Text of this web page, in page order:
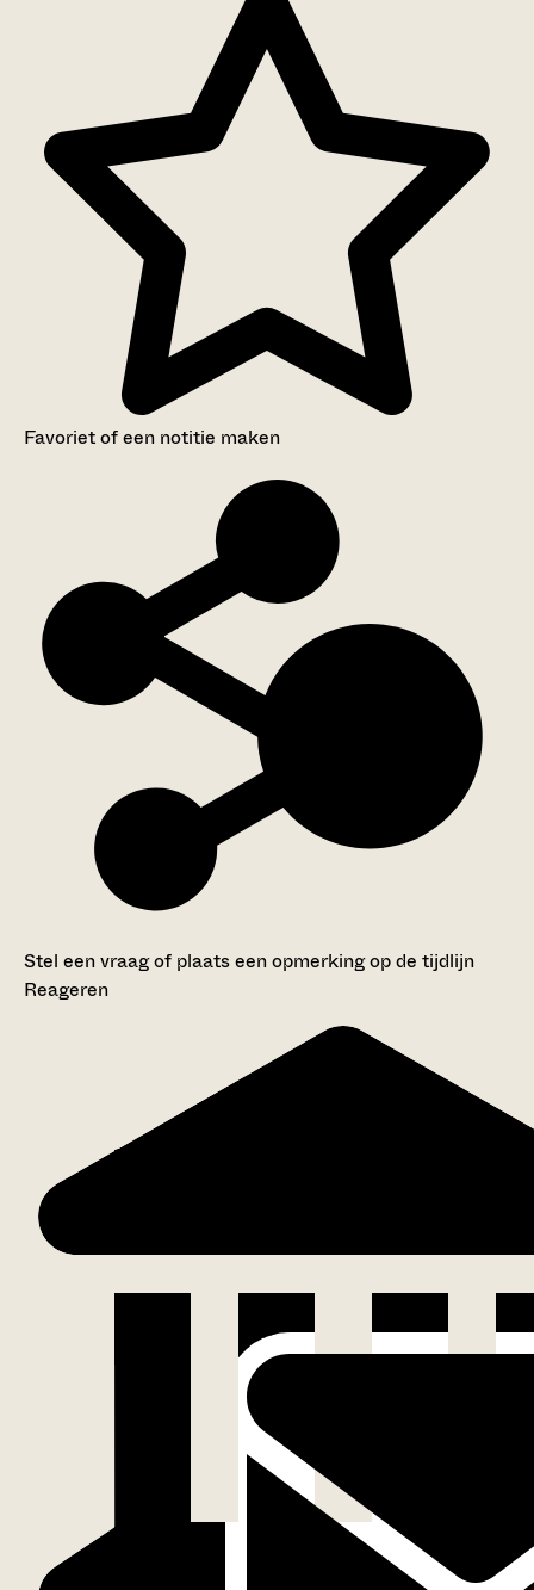
Favoriet of een notitie maken
Stel een vraag of plaats een opmerking op de tijdlijn
Reageren